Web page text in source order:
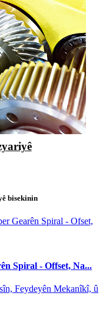
bisekinin
Spiral - Offset, Na...